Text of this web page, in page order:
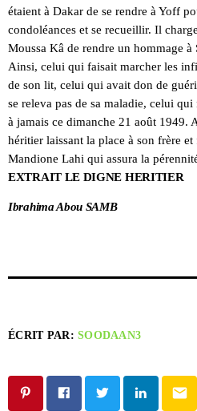
étaient à Dakar de se rendre à Yoff
condoléances et se recueillir. Il
Moussa Kâ de rendre un hommage
Ainsi, celui qui faisait marcher les
de son lit, celui qui avait don de
se releva pas de sa maladie, celui
à jamais ce dimanche 21 août 1949.
héritier laissant la place à son frère
Mandione Lahi qui assura la
EXTRAIT LE DIGNE HERITIER
Ibrahima Abou SAMB
ÉCRIT PAR:SOODAAN3
email